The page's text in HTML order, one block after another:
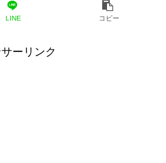
LINE コピー
ーリンク